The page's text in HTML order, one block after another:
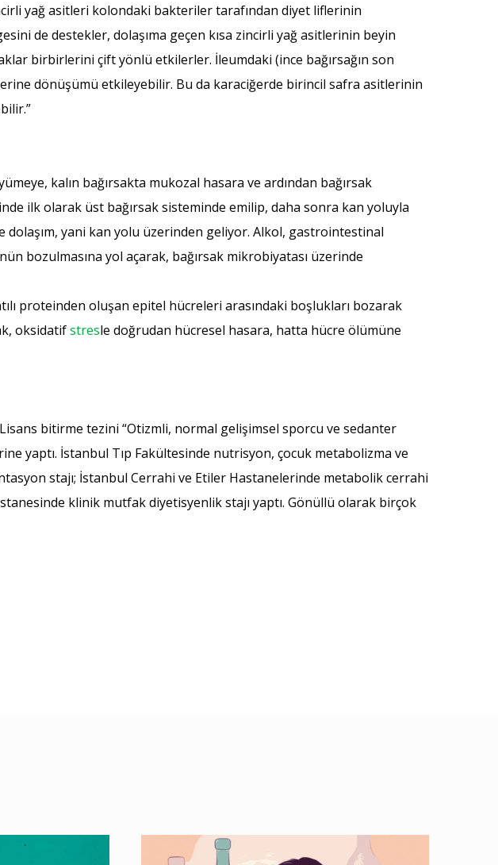
yağ asitleri kolondaki bakteriler tarafından diyet liflerinin
de destekler, dolaşıma geçen kısa zincirli yağ asitlerinin beyin
birbirlerini çift yönlü etkilerler. İleumdaki (ince bağırsağın son
dönüşümü etkileyebilir. Bu da karaciğerde birincil safra asitlerinin
kalın bağırsakta mukozal hasara ve ardından bağırsak
ilk olarak üst bağırsak sisteminde emilip, daha sonra kan yoluyla
dolaşım, yani kan yolu üzerinden geliyor. Alkol, gastrointestinal
bozulmasına yol açarak, bağırsak mikrobiyatası üzerinde
proteinden oluşan epitel hücreleri arasındaki boşlukları bozarak
oksidatifstresle doğrudan hücresel hasara, hatta hücre ölümüne
bitirme tezini “Otizmli, normal gelişimsel sporcu ve sedanter
yaptı. İstanbul Tıp Fakültesinde nutrisyon, çocuk metabolizma ve
stajı; İstanbul Cerrahi ve Etiler Hastanelerinde metabolik cerrahi
klinik mutfak diyetisyenlik stajı yaptı. Gönüllü olarak birçok